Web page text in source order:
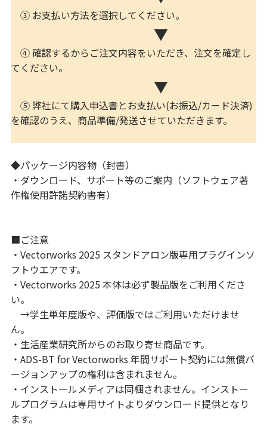
③ お支払い方法を選択してください。
▼
④ 確認するからご注文内容をいただき、注文を確定し
てください。
▼
⑤ 弊社にて購入申込書とお支払い(お振込/カード決済)
を確認のうえ、商品準備/発送させていただきます。
◆パッケージ内容物（封書）
・ダウンロード、サポート等のご案内（ソフトウェア著
作権使用許諾契約書有）
■ご注意
・Vectorworks 2025 スタンドアロン版専用プラグインソ
フトウエアです。
・Vectorworks 2025 本体は必ず製品版をご利用くださ
い。
→学生単年度版や、評価版ではご利用いただけませ
ん。
・生活産業研究所からのお取り寄せ商品です。
・ADS-BT for Vectorworks 年間サポート契約には無償バ
ージョンアップの権利は含まれません。
・インストールメディアは同梱されません。インストー
ルプログラムは専用サイトよりダウンロード提供となり
ます。